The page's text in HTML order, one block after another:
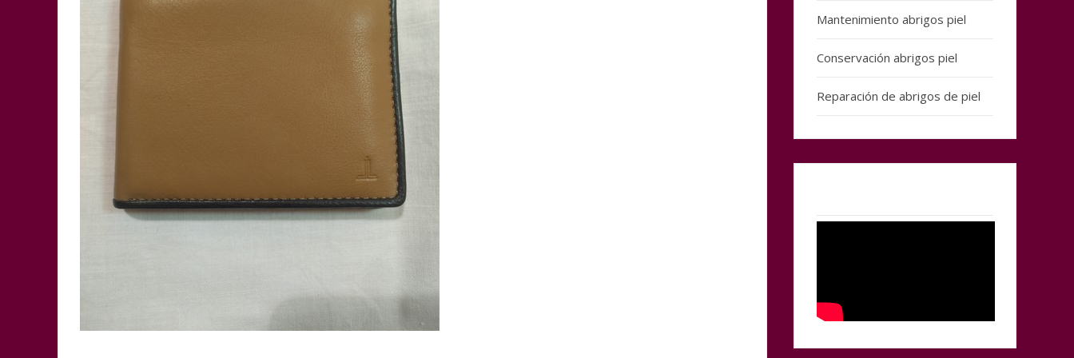
Mantenimiento abrigos piel
Conservación abrigos piel
Reparación de abrigos de piel